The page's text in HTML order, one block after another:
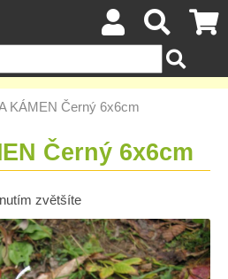
KÁMEN Černý 6x6cm
Černý 6x6cm
zvětšíte